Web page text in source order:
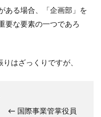
ある場合、「企画部」を
要な要素の一つであろ
はざっくりですが、
国際事業管掌役員